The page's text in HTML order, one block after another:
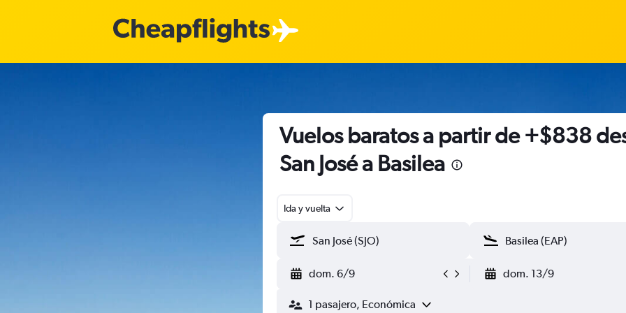
Vuelos baratos a partir de +$838
San José a Basilea
Ida y vuelta
dom. 6/9 dom. 13/9
1 pasajero, Económica